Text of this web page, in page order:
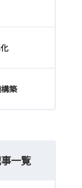
築
一覧